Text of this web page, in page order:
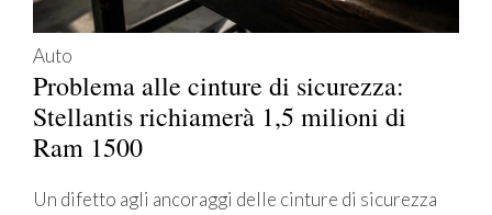
Auto
Problema alle cinture di sicurezza:
Stellantis richiamerà 1,5 milioni di
Ram 1500
Un difetto agli ancoraggi delle cinture di sicurezza